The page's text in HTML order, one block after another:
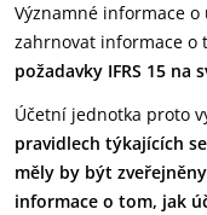
Významné informace
zahrnovat informace o
požadavky IFRS 15
Účetní jednotka proto
pravidlech týkajících se
měly by být zveřejněny
informace o tom, jak